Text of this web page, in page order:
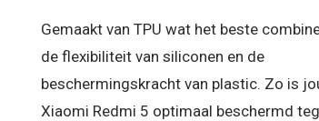
Gemaakt van TPU wat het beste
de flexibiliteit van siliconen en de
beschermingskracht van plastic. Zo is
Xiaomi Redmi 5 optimaal beschermd